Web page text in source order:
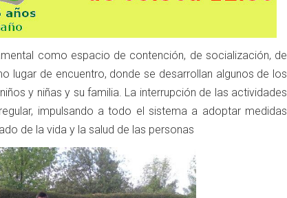
como espacio de contención, de socialización, de
lugar de encuentro, donde se desarrollan algunos de los
y niñas y su familia. La interrupción de las actividades
impulsando a todo el sistema a adoptar medidas
de la vida y la salud de las personas